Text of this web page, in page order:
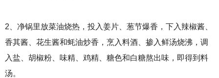
川
火
底
2、净锅里放菜油烧热，投入姜片、葱节爆香，下入辣椒酱、
香其酱、花生酱和蚝油炒香，烹入料酒、掺入鲜汤烧沸，调
入盐、胡椒粉、味精、鸡精、糖色和白糖熬出味，即得到料
汤。